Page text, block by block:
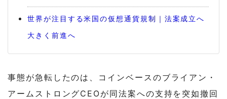
世界が注目する米国の仮想通貨規制｜法案成立へ
大きく前進へ
事態が急転したのは、コインベースのブライアン・
アームストロングCEOが同法案への支持を突如撤回